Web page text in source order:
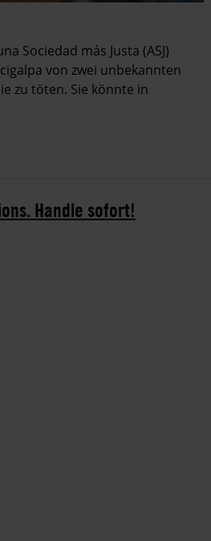
Sociedad más Justa (ASJ)
von zwei unbekannten
zu töten. Sie könnte in
Handle sofort!